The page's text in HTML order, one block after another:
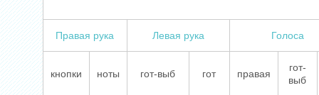
Правая рука Левая рука Голоса
кнопки ноты гот-выб гот правая
гот-
выб